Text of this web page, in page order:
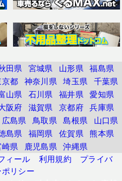
田県 宮城県 山形県 福島県
都 神奈川県 埼玉県 千葉県
山県 石川県 福井県 愛知県
阪府 滋賀県 京都府 兵庫県
広島県 鳥取県 島根県
山口県
島県 福岡県 佐賀県 熊本県
県 鹿児島県 沖縄県
ィール 利用規約
プライバ
ポリシー